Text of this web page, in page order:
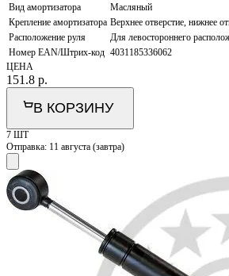
Вид амортизатора
Масляный
Крепление амортизатора Верхнее отверстие, нижнее
Расположение руля
Для левостороннего
Номер EAN/Штрих-код 4031185336062
ЦЕНА
151.8 р.
В КОРЗИНУ
7 ШТ
Отправка: 11 августа (завтра)